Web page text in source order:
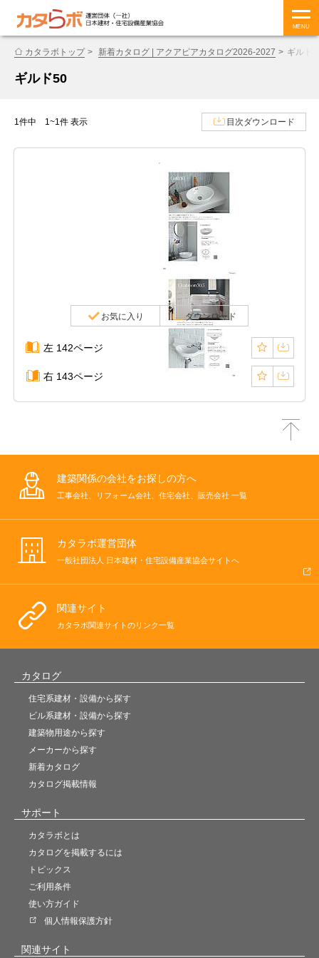
MENU
カタラボトップ 新着カタログ | アクアピアカタログ2026-2027 ギルド
ギルド50
1件中 1~1件 表示 目次ダウンロード
お気に入り ダウンロード
左 142ページ
右 143ページ
建築関係の会社をお探しの方へ
工事会社、リフォーム会社、住宅会社、販売会社 一覧
カタラボ運営団体
一般社団法人 日本建材・住宅設備産業協会サイトへ
関連サイト
カタラボ関連サイトのリンク一覧
カタログ
住宅系建材・設備から探す
ビル系建材・設備から探す
建築物用途から探す
メーカーから探す
新着カタログ
カタログ掲載情報
サポート
カタラボとは
カタログを掲載するには
トピックス
ご利用条件
使い方ガイド
個人情報保護方針
関連サイト